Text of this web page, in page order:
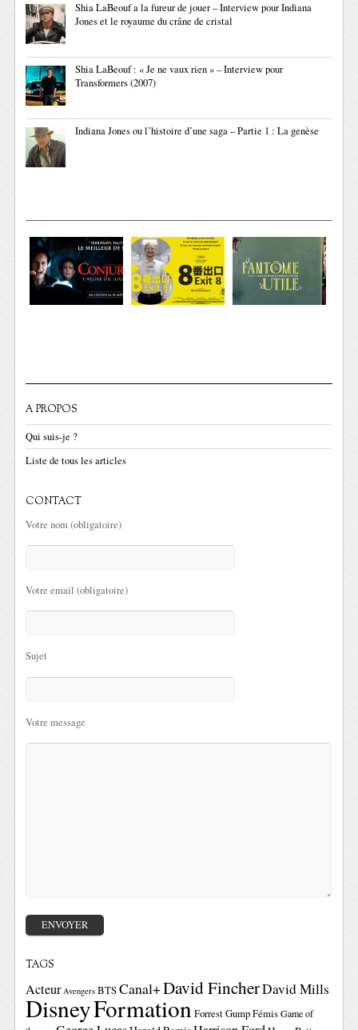
Shia LaBeouf a la fureur de jouer – Interview pour Indiana
Jones et le royaume du crâne de cristal
Shia LaBeouf : « Je ne vaux rien » – Interview pour
Transformers (2007)
Indiana Jones ou l’histoire d’une saga – Partie 1 : La genèse
A PROPOS
Qui suis-je ?
Liste de tous les articles
CONTACT
Votre nom (obligatoire)
Votre email (obligatoire)
Sujet
Votre message
TAGS
Acteur Avengers BTSCanal+David FincherDavid Mills
DisneyFormationForrest GumpFémis Game of